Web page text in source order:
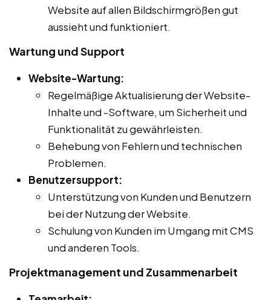
Website auf allen Bildschirmgrößen gut
aussieht und funktioniert.
Wartung und Support
Website-Wartung:
Regelmäßige Aktualisierung der Website-
Inhalte und -Software, um Sicherheit und
Funktionalität zu gewährleisten.
Behebung von Fehlern und technischen
Problemen.
Benutzersupport:
Unterstützung von Kunden und Benutzern
bei der Nutzung der Website.
Schulung von Kunden im Umgang mit CMS
und anderen Tools.
Projektmanagement und Zusammenarbeit